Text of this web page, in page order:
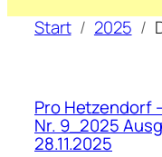
Start 2025
Pro Hetzendorf
Nr. 9_2025
28.11.2025